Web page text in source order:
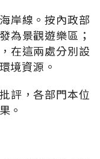
岸線。按內政部
為景觀遊樂區；
在這兩處分別設
境資源。
評，各部門本位
。